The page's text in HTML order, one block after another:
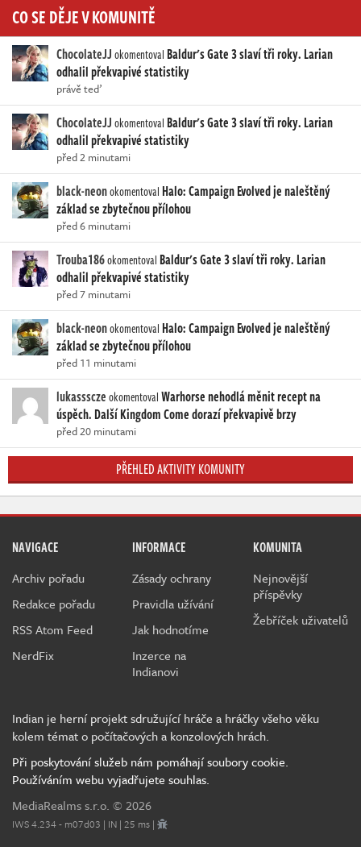
CO SE DĚJE V KOMUNITĚ
ChocolateJJokomentoval Baldur's Gate 3 slaví tři roky. Larian
odhalil překvapivé statistiky
právě teď
ChocolateJJokomentoval Baldur's Gate 3 slaví tři roky. Larian
odhalil překvapivé statistiky
před 2 minutami
black-neonokomentoval Halo: Campaign Evolved je naleštěný
základ se zbytečnou přílohou
před 6 minutami
Trouba186okomentoval Baldur's Gate 3 slaví tři roky. Larian
odhalil překvapivé statistiky
před 7 minutami
black-neonokomentoval Halo: Campaign Evolved je naleštěný
základ se zbytečnou přílohou
před 11 minutami
lukasssczeokomentovalWarhorse nehodlá měnit recept na
úspěch. Další Kingdom Come dorazí překvapivě brzy
před 20 minutami
PŘEHLED AKTIVITY KOMUNITY
NAVIGACE
Archiv pořadu
Redakce pořadu
RSS Atom Feed
NerdFix
INFORMACE
Zásady ochrany
Pravidla užívání
Jak hodnotíme
Inzerce na
Indianovi
KOMUNITA
Nejnovější
příspěvky
Žebříček uživatelů
Indian je herní projekt sdružující hráče a hráčky všeho věku
kolem témat o počítačových a konzolových hrách.
Při poskytování služeb nám pomáhají soubory cookie.
Používáním webu vyjadřujete souhlas.
MediaRealms s.r.o. © 2026
IWS 4.234 - m07d03 | IN | 25 ms |